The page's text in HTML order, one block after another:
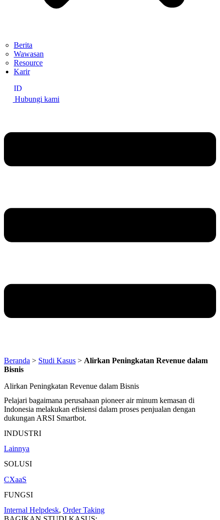
Berita
Wawasan
Resource
Karir
ID
Hubungi kami
Beranda > Studi Kasus > Alirkan Peningkatan Revenue dalam
Bisnis
Alirkan Peningkatan Revenue dalam Bisnis
Pelajari bagaimana perusahaan pioneer air minum kemasan di
Indonesia melakukan efisiensi dalam proses penjualan dengan
dukungan ARSI Smartbot.
INDUSTRI
Lainnya
SOLUSI
CXaaS
FUNGSI
Internal Helpdesk, Order Taking